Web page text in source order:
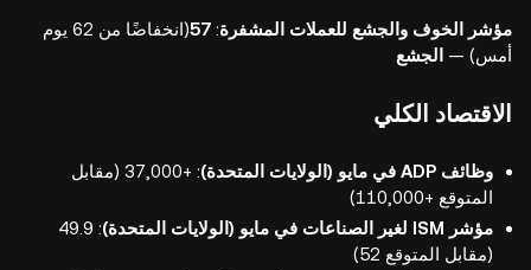
مؤشر الخوف والجشع للعملات المشفرة:
57
(انخفاضًا من 62 يوم
أمس) — الجشع
الاقتصاد الكلي
وظائف ADP في مايو (الولايات المتحدة)
: +37,000 (مقابل
المتوقع +110,000)
مؤشر ISM لغير الصناعات في مايو (الولايات المتحدة)
: 49.9
(مقابل المتوقع 52)